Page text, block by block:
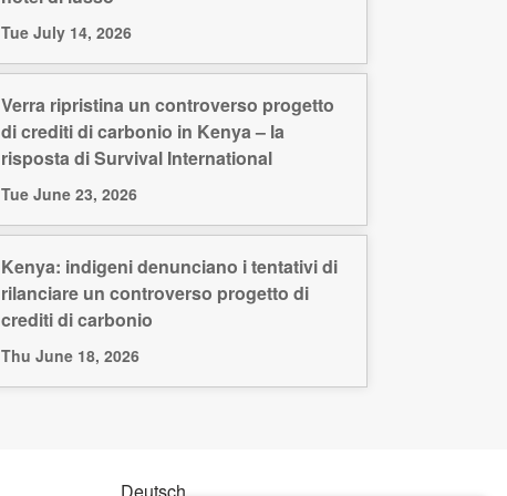
Tue July 14, 2026
Verra ripristina un controverso progetto
di crediti di carbonio in Kenya – la
risposta di Survival International
Tue June 23, 2026
Kenya: indigeni denunciano i tentativi di
rilanciare un controverso progetto di
crediti di carbonio
Thu June 18, 2026